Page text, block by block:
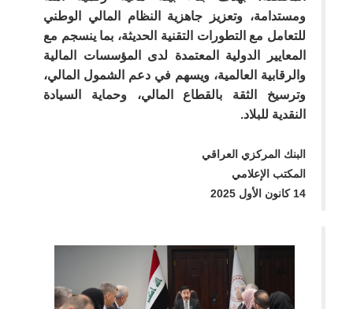
ومستدامة، وتعزيز جاهزية النظام المالي الوطني
للتعامل مع التطورات التقنية الحديثة، بما ينسجم مع
المعايير الدولية المعتمدة لدى المؤسسات المالية
والرقابية العالمية، ويسهم في دعم الشمول المالي،
وترسيخ الثقة بالقطاع المالي، وحماية السيادة
النقدية للبلاد.
البنك المركزي العراقي
المكتب الإعلامي
14 كانون الأول 2025